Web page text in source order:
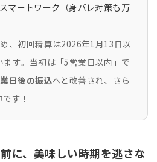
マートワーク（身バレ対策も万
、初回精算は2026年1月13日以
す。当初は「5営業日以内」で
日後の振込へと改善され、さら
す！
に、美味しい時期を逃さな